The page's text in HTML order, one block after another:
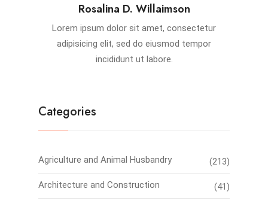
Rosalina D. Willaimson
Lorem ipsum dolor sit amet, consectetur
adipisicing elit, sed do eiusmod tempor
incididunt ut labore.
Categories
Agriculture and Animal Husbandry (213)
Architecture and Construction (41)